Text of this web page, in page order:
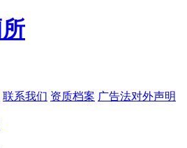
联系我们 资质档案 广告法对外声明